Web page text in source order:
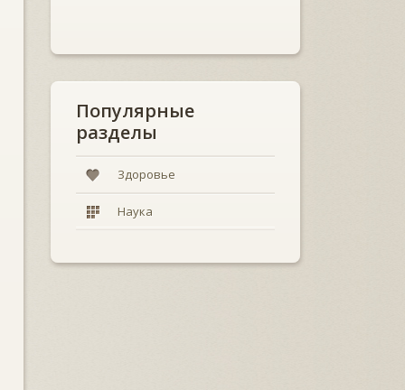
Популярные
разделы
Здоровье
Наука